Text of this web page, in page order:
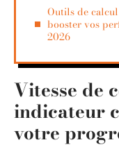
Outils de
booster vos
2026
Vitesse de
indicateur
votre